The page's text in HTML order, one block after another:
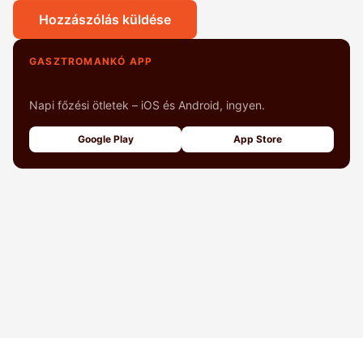
Hozzászólás küldése
GASZTROMANKÓ APP
Napi főzési ötletek – iOS és Android, ingyen.
Google Play App Store